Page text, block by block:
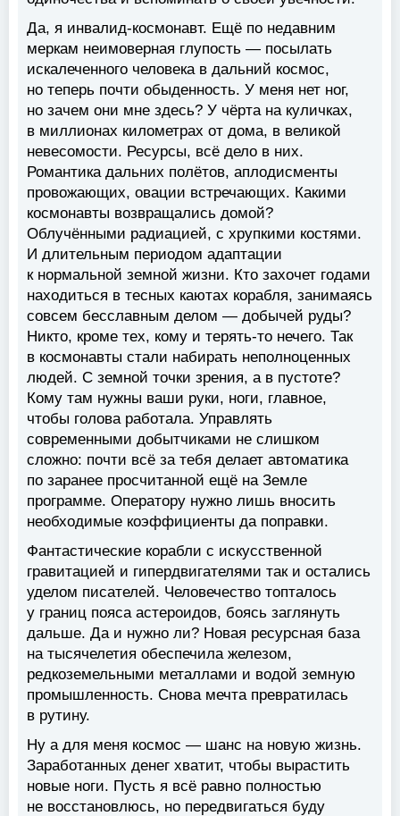
Да, я инвалид-космонавт. Ещё по недавним
меркам неимоверная глупость — посылать
искалеченного человека в дальний космос,
но теперь почти обыденность. У меня нет ног,
но зачем они мне здесь? У чёрта на куличках,
в миллионах километрах от дома, в великой
невесомости. Ресурсы, всё дело в них.
Романтика дальних полётов, аплодисменты
провожающих, овации встречающих. Какими
космонавты возвращались домой?
Облучёнными радиацией, с хрупкими костями.
И длительным периодом адаптации
к нормальной земной жизни. Кто захочет годами
находиться в тесных каютах корабля, занимаясь
совсем бесславным делом — добычей руды?
Никто, кроме тех, кому и терять-то нечего. Так
в космонавты стали набирать неполноценных
людей. С земной точки зрения, а в пустоте?
Кому там нужны ваши руки, ноги, главное,
чтобы голова работала. Управлять
современными добытчиками не слишком
сложно: почти всё за тебя делает автоматика
по заранее просчитанной ещё на Земле
программе. Оператору нужно лишь вносить
необходимые коэффициенты да поправки.
Фантастические корабли с искусственной
гравитацией и гипердвигателями так и остались
уделом писателей. Человечество топталось
у границ пояса астероидов, боясь заглянуть
дальше. Да и нужно ли? Новая ресурсная база
на тысячелетия обеспечила железом,
редкоземельными металлами и водой земную
промышленность. Снова мечта превратилась
в рутину.
Ну а для меня космос — шанс на новую жизнь.
Заработанных денег хватит, чтобы вырастить
новые ноги. Пусть я всё равно полностью
не восстановлюсь, но передвигаться буду